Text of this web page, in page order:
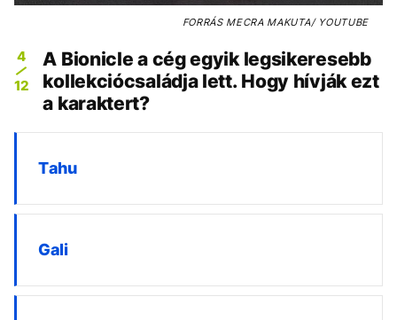
FORRÁSMECRA MAKUTA/ YOUTUBE
4
12
A Bionicle a cég egyik legsikeresebb
kollekciócsaládja lett. Hogy hívják ezt
a karaktert?
Tahu
Gali